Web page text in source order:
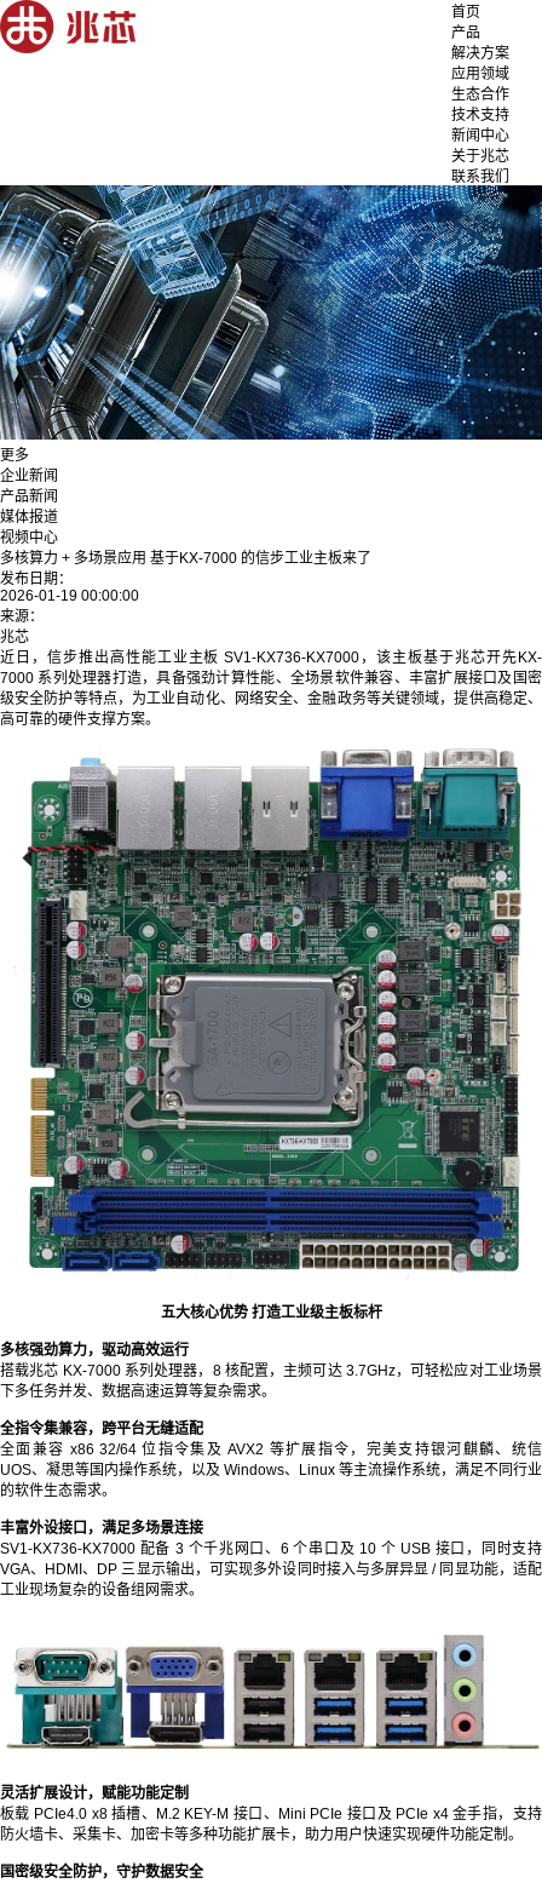
首页
产品
解决方案
应用领域
生态合作
技术支持
新闻中心
关于兆芯
联系我们
更多
企业新闻
产品新闻
媒体报道
视频中心
多核算力 + 多场景应用 基于KX-7000 的信步工业主板来了
发布日期：
2026-01-19 00:00:00
来源：
兆芯
近日，信步推出高性能工业主板 SV1-KX736-KX7000，该主板基于兆芯开先KX-
7000 系列处理器打造，具备强劲计算性能、全场景软件兼容、丰富扩展接口及国密
级安全防护等特点，为工业自动化、网络安全、金融政务等关键领域，提供高稳定、
高可靠的硬件支撑方案。
五大核心优势 打造工业级主板标杆
多核强劲算力，驱动高效运行
搭载兆芯 KX-7000 系列处理器，8 核配置，主频可达 3.7GHz，可轻松应对工业场景
下多任务并发、数据高速运算等复杂需求。
全指令集兼容，跨平台无缝适配
全面兼容 x86 32/64 位指令集及 AVX2 等扩展指令，完美支持银河麒麟、统信
UOS、凝思等国内操作系统，以及 Windows、Linux 等主流操作系统，满足不同行业
的软件生态需求。
丰富外设接口，满足多场景连接
SV1-KX736-KX7000 配备 3 个千兆网口、6 个串口及 10 个 USB 接口，同时支持
VGA、HDMI、DP 三显示输出，可实现多外设同时接入与多屏异显 / 同显功能，适配
工业现场复杂的设备组网需求。
灵活扩展设计，赋能功能定制
板载 PCIe4.0 x8 插槽、M.2 KEY-M 接口、Mini PCIe 接口及 PCIe x4 金手指，支持
防火墙卡、采集卡、加密卡等多种功能扩展卡，助力用户快速实现硬件功能定制。
国密级安全防护，守护数据安全